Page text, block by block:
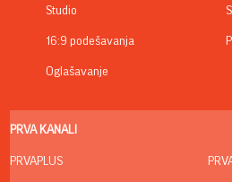
Studio
16:9 podešavanja
Oglašavanje
PRVA KANALI
PRVAPLUS